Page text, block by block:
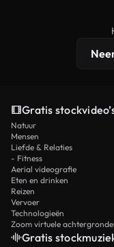
Gratis
Natuur
Mensen
Liefde & Relaties
- Fitness
Aerial videografie
Eten en drinken
Reizen
Vervoer
Technologieën
Zoom virtuele
Gratis